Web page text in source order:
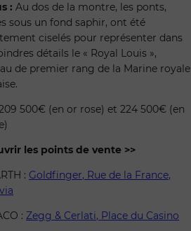
: Au dos de la montre, les ponts,
sous un fond saphir, ont été
ciselés pour représenter dans
détails le « Royal Louis »,
de premier rang de la Marine royale
500€ (en or rose) et 224 500€ (en
les points de vente >>
: Goldfinger, Rue de la France,
:Zegg & Cerlati, Place du Casino